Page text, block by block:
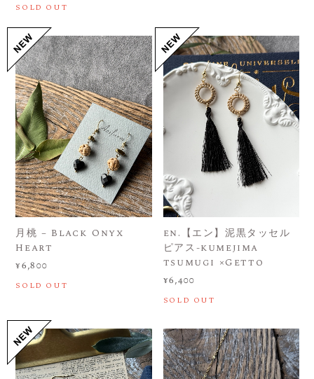
SOLD OUT
月桃 – Black Onyx
Heart
¥6,800
SOLD OUT
en.【エン】泥黒タッセル
ピアス-kumejima
tsumugi ×Getto
¥6,400
SOLD OUT